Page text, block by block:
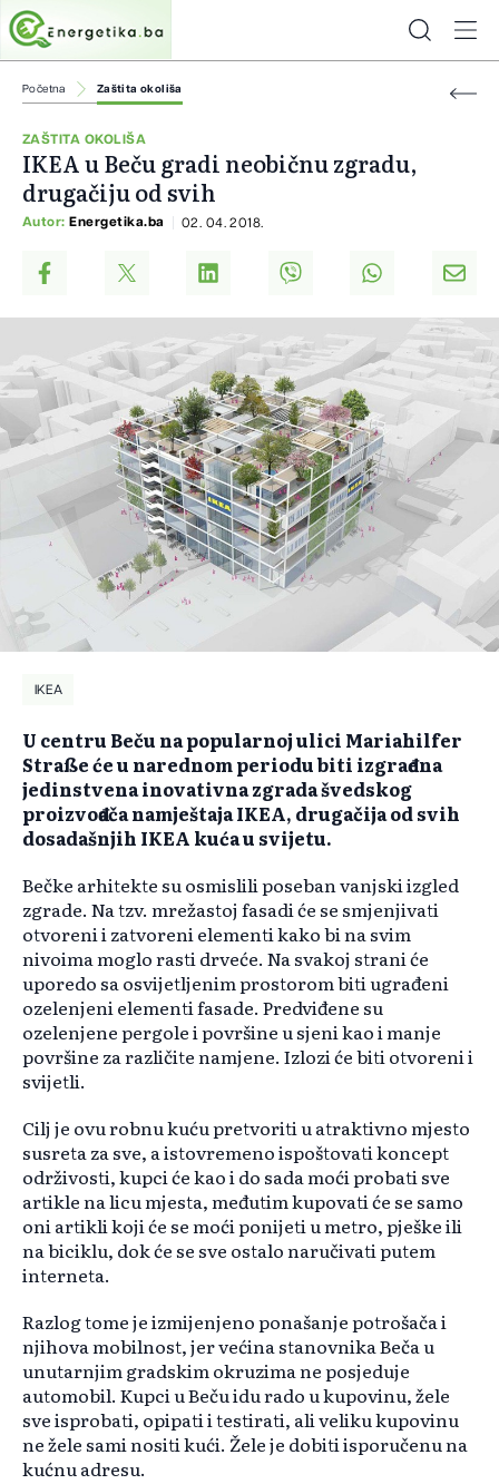
Početna Zaštita okoliša
ZAŠTITA OKOLIŠA
IKEA u Beču gradi neobičnu zgradu,
drugačiju od svih
Autor: Energetika.ba 02. 04. 2018.
IKEA
U centru Beču na popularnoj ulici Mariahilfer
Straße će u narednom periodu biti izgrađena
jedinstvena inovativna zgrada švedskog
proizvođača namještaja IKEA, drugačija od svih
dosadašnjih IKEA kuća u svijetu.
Bečke arhitekte su osmislili poseban vanjski izgled
zgrade. Na tzv. mrežastoj fasadi će se smjenjivati
otvoreni i zatvoreni elementi kako bi na svim
nivoima moglo rasti drveće. Na svakoj strani će
uporedo sa osvijetljenim prostorom biti ugrađeni
ozelenjeni elementi fasade. Predviđene su
ozelenjene pergole i površine u sjeni kao i manje
površine za različite namjene. Izlozi će biti otvoreni i
svijetli.
Cilj je ovu robnu kuću pretvoriti u atraktivno mjesto
susreta za sve, a istovremeno ispoštovati koncept
održivosti, kupci će kao i do sada moći probati sve
artikle na licu mjesta, međutim kupovati će se samo
oni artikli koji će se moći ponijeti u metro, pješke ili
na biciklu, dok će se sve ostalo naručivati putem
interneta.
Razlog tome je izmijenjeno ponašanje potrošača i
njihova mobilnost, jer većina stanovnika Beča u
unutarnjim gradskim okruzima ne posjeduje
automobil. Kupci u Beču idu rado u kupovinu, žele
sve isprobati, opipati i testirati, ali veliku kupovinu
ne žele sami nositi kući. Žele je dobiti isporučenu na
kućnu adresu.